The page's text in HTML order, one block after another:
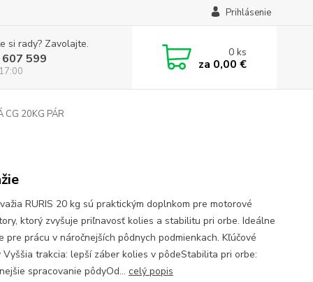
Prihlásenie
si rady? Zavolajte.
599 0ks
za 0,00 €
CG 20KG PÁR
RURIS 20 kg sú praktickým doplnkom pre motorové
ktorý zvyšuje priľnavosť kolies a stabilitu pri orbe. Ideálne
pre prácu v náročnejších pôdnych podmienkach. Kľúčové
Vyššia trakcia: lepší záber kolies v pôdeStabilita pri orbe:
spracovanie pôdyOd... celý popis